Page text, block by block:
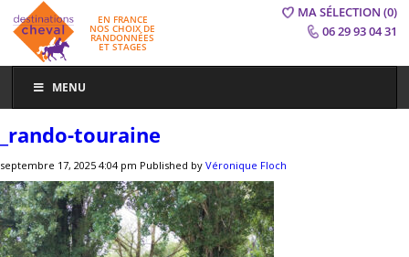
EN FRANCE
NOS CHOIX DE
RANDONNÉES
ET STAGES
MA SÉLECTION (0)
06 29 93 04 31
MENU
_rando-touraine
septembre 17, 2025 4:04 pm Published by Véronique Floch